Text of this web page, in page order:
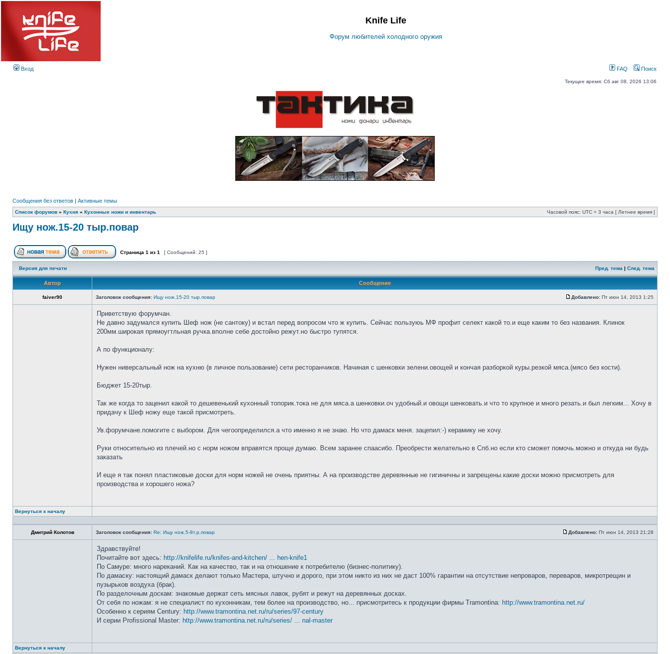
Knife Life
Форум любителей холодного оружия
Вход FAQ Поиск
Текущее время: Сб авг 08, 2026 13:06
Сообщения без ответов | Активные темы
Список форумов » Кухня » Кухонные ножи и инвентарь Часовой пояс: UTC + 3 часа [ Летнее время ]
Ищу нож.15-20 тыр.повар
Страница 1 из 1 [ Сообщений: 25 ]
Версия для печати Пред. тема | След. тема
Автор Сообщение
faiver90 Заголовок сообщения: Ищу нож.15-20 тыр.повар Добавлено: Пт июн 14, 2013 1:25
Приветствую форумчан.
Не давно задумался купить Шеф нож (не сантоку) и встал перед вопросом что ж купить. Сейчас пользуюь МФ профит селект какой то.и еще каким то без названия. Клинок
200мм.широкая прямоугтльная ручка.вполне себе достойно режут.но быстро тупятся.
А по функционалу:
Нужен ниверсальный нож на кухню (в личное пользование) сети ресторанчиков. Начиная с шенковки зелени.овощей и кончая разборкой куры.резкой мяса.(мясо без кости).
Бюджет 15-20тыр.
Так же когда то заценил какой то дешевенький кухонный топорик.тока не для мяса.а шенковки.оч удобный.и овощи шенковать.и что то крупное и много резать.и был легким... Хочу в
придачу к Шеф ножу еще такой присмотреть.
Ув.форумчане.помогите с выбором. Для чегоопределился.а что именно я не знаю. Но что дамаск меня. зацепил:-) керамику не хочу.
Руки относительно из плечей.но с норм ножом вправятся проще думаю. Всем заранее спаасибо. Преобрести желательно в Спб.но если кто сможет помочь.можно и откуда ни будь
заказать
И еще я так понял пластиковые доски для норм ножей не очень приятны. А на производстве деревянные не гигиничны и запрещены.какие доски можно присмотреть для
производства и хорошего ножа?
Вернуться к началу
Дмитрий Колотов Заголовок сообщения: Re: Ищу нож.5-8т.р.повар Добавлено: Пт июн 14, 2013 21:28
Здравствуйте!
Почитайте вот здесь: http://knifelife.ru/knifes-and-kitchen/ ... hen-knife1
По Самуре: много нареканий. Как на качество, так и на отношение к потребителю (бизнес-политику).
По дамаску: настоящий дамаск делают только Мастера, штучно и дорого, при этом никто из них не даст 100% гарантии на отсутствие непроваров, переваров, микротрещин и
пузырьков воздуха (брак).
По разделочным доскам: знакомые держат сеть мясных лавок, рубят и режут на деревянных досках.
От себя по ножам: я не специалист по кухонникам, тем более на производство, но... присмотритесь к продукции фирмы Tramontina: http://www.tramontina.net.ru/
Особенно к сериям Century: http://www.tramontina.net.ru/ru/series/97-century
И серии Profissional Master: http://www.tramontina.net.ru/ru/series/ ... nal-master
Вернуться к началу